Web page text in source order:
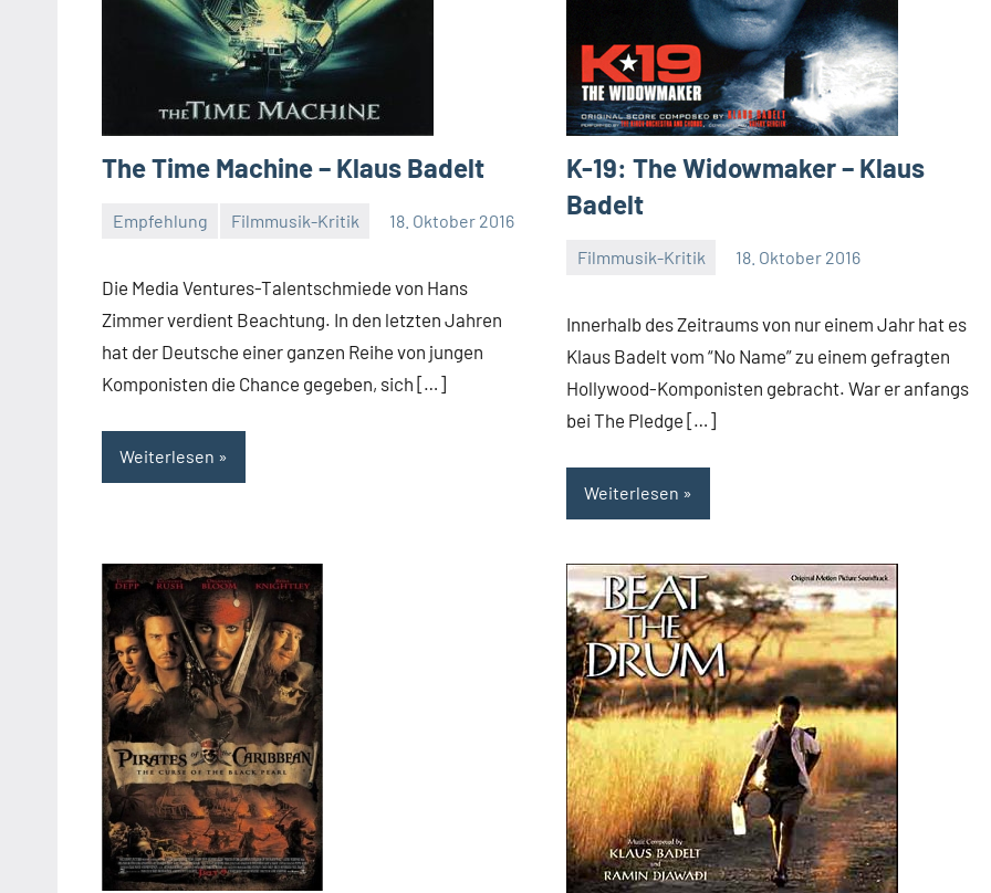
The Time Machine – Klaus Badelt
Empfehlung Filmmusik-Kritik 18. Oktober 2016
Die Media Ventures-Talentschmiede von Hans
Zimmer verdient Beachtung. In den letzten Jahren
hat der Deutsche einer ganzen Reihe von jungen
Komponisten die Chance gegeben, sich […]
Weiterlesen
K-19: The Widowmaker – Klaus
Badelt
Filmmusik-Kritik 18. Oktober 2016
Innerhalb des Zeitraums von nur einem Jahr hat es
Klaus Badelt vom “No Name” zu einem gefragten
Hollywood-Komponisten gebracht. War er anfangs
bei The Pledge […]
Weiterlesen